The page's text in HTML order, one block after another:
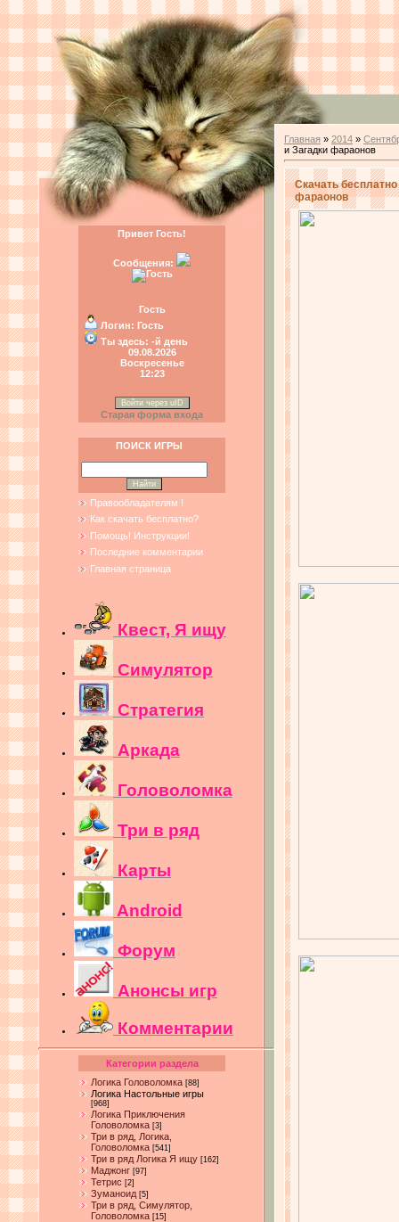
Привет Гость!
Сообщения:
Гость
Логин: Гость
Ты здесь: -й день
09.08.2026
Воскресенье
12:23
Войти через uID
Старая форма входа
ПОИСК ИГРЫ
Правообладателям !
Как скачать бесплатно?
Помощь! Инструкции!
Последние комментарии
Главная страница
Квест, Я ищу
Симулятор
Стратегия
Аркада
Головоломка
Три в ряд
Карты
Android
Форум
Анонсы игр
Комментарии
Категории раздела
Логика Головоломка [88]
Логика Настольные игры
[968]
Логика Приключения
Головоломка [3]
Три в ряд, Логика,
Головоломка [541]
Три в ряд Логика Я ищу [162]
Маджонг [97]
Тетрис [2]
Зуманоид [5]
Три в ряд, Симулятор,
Головоломка [15]
Главная » 2014 »
и Загадки фараонов
Скачать
фараонов